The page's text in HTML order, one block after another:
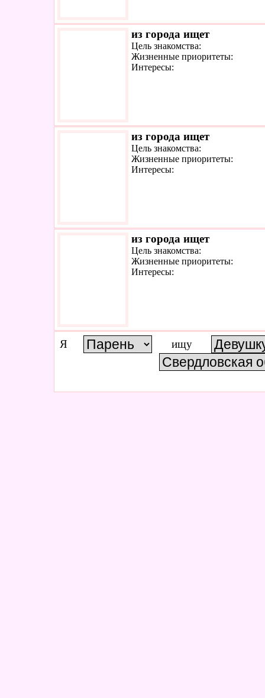
из города ищет
Цель знакомства:
Жизненные приоритеты:
Интересы:
из города ищет
Цель знакомства:
Жизненные приоритеты:
Интересы:
из города ищет
Цель знакомства:
Жизненные приоритеты:
Интересы:
Я ищу